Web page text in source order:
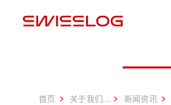
首页 关于我们 ... 新闻资讯